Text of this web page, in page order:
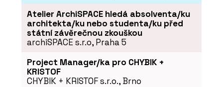
Atelier ArchiSPACE hledá absolventa/ku
architekta/ku nebo studenta/ku před
státní závěrečnou zkouškou
archiSPACE s.r.o, Praha 5
Project Manager/ka pro CHYBIK +
KRISTOF
CHYBIK + KRISTOF s.r.o., Brno